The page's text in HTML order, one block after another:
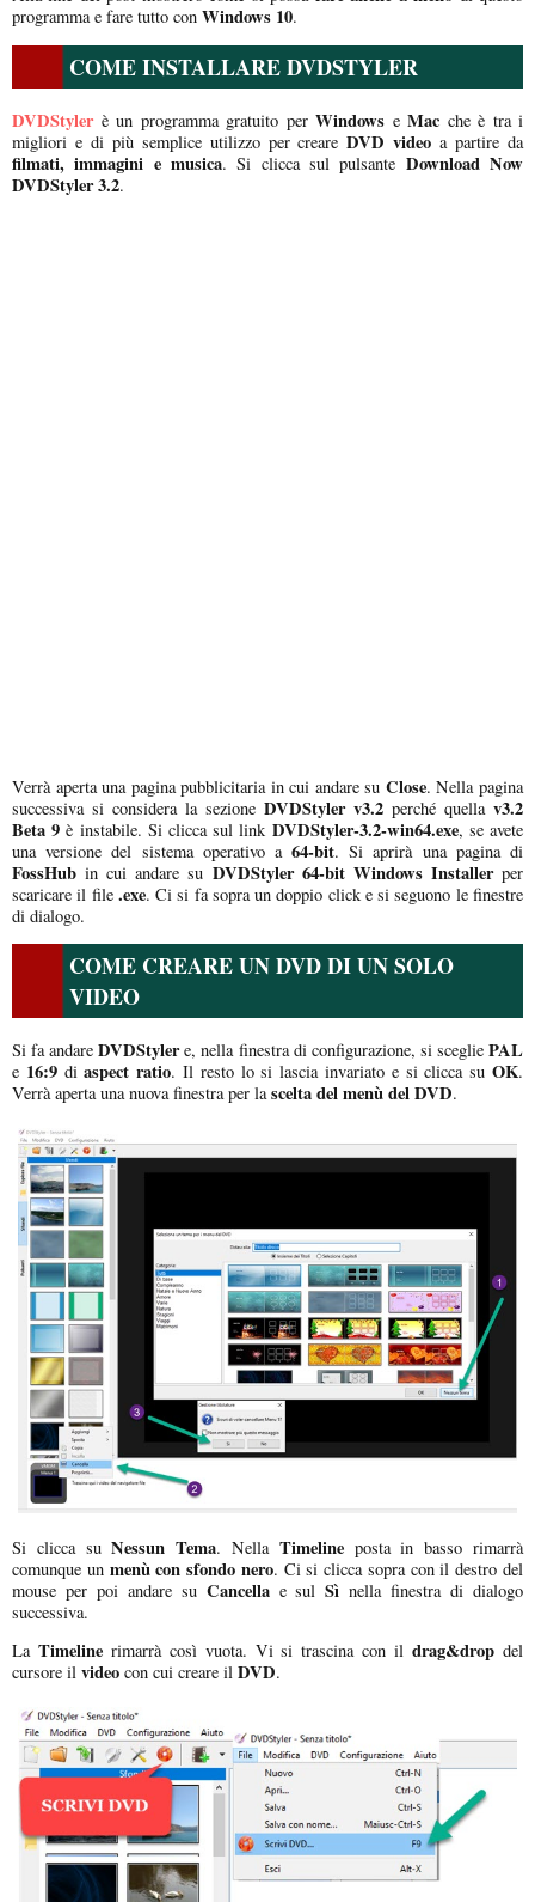
programma e fare tutto con Windows 10.
COME INSTALLARE DVDSTYLER
DVDStylerè un programma gratuito per Windows eMac che è tra i
migliori e di più semplice utilizzo per creareDVD video a partire da
filmati, immagini e musica. Si clicca sul pulsante Download Now
DVDStyler 3.2.
Verrà aperta una pagina pubblicitaria in cui andare su Close. Nella pagina
successiva si considera la sezione DVDStyler v3.2 perché quella v3.2
Beta 9 è instabile. Si clicca sul link DVDStyler-3.2-win64.exe, se avete
una versione del sistema operativo a64-bit. Si aprirà una pagina di
FossHub in cui andare su DVDStyler 64-bit Windows Installerper
scaricare il file .exe. Ci si fa sopra un doppio click e si seguono le finestre
di dialogo.
COME CREARE UN DVD DI UN SOLO
VIDEO
Si fa andareDVDStylere, nella finestra di configurazione, si scegliePAL
e 16:9diaspect ratio. Il resto lo si lascia invariato e si clicca suOK.
Verrà aperta una nuova finestra per lascelta del menù del DVD.
Si clicca suNessun Tema. Nella Timelineposta in basso rimarrà
comunque un menù con sfondo nero. Ci si clicca sopra con il destro del
mouse per poi andare suCancellae sul Sì nella finestra di dialogo
successiva.
LaTimelinerimarrà così vuota. Vi si trascina con il drag&drop del
cursore il video con cui creare il DVD.